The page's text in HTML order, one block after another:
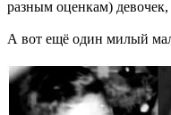
разным оценкам)
А вот ещё один милый